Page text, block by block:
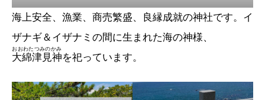
海上安全、漁業、商売繁盛、良縁成就の神社です。イ
ザナギ＆イザナミの間に生まれた海の神様、
大綿津見神
おおわたつみのかみ
を祀っています。